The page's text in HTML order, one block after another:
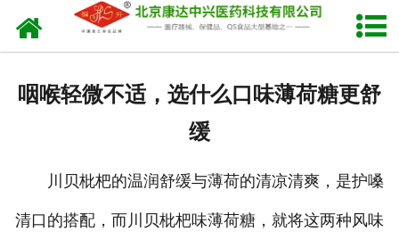
网站首页
咽喉轻微不适，选什么口味薄荷糖更舒
缓
川贝枇杷的温润舒缓与薄荷的清凉清爽，是护嗓
清口的搭配，而川贝枇杷味薄荷糖，就将这两种风味